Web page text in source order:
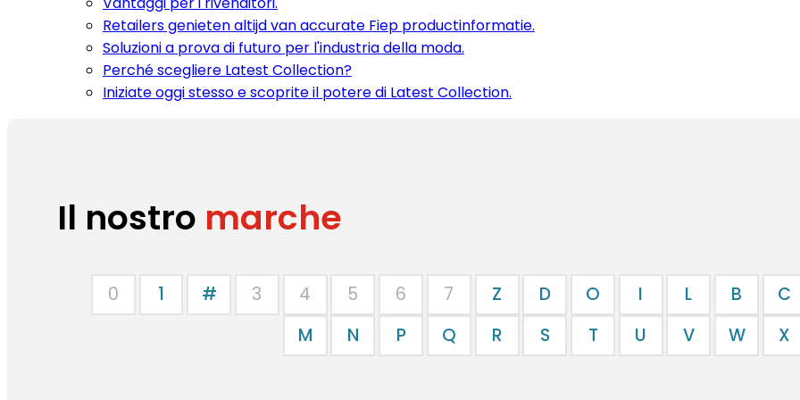
Retailers genieten altijd van accurate Fiep productinformatie.
Soluzioni a prova di futuro per l'industria della moda.
Perché scegliere Latest Collection?
Iniziate oggi stesso e scoprite il potere di Latest Collection.
Il nostro marche
0 1 # 3 4 5 6 7 Z D O I L B C
M
N P Q R S T U V W X